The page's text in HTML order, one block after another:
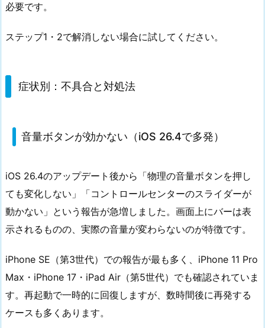
必要です。
ステップ1・2で解消しない場合に試してください。
症状別：不具合と対処法
音量ボタンが効かない（iOS 26.4で多発）
iOS 26.4のアップデート後から「物理の音量ボタンを押し
ても変化しない」「コントロールセンターのスライダーが
動かない」という報告が急増しました。画面上にバーは表
示されるものの、実際の音量が変わらないのが特徴です。
iPhone SE（第3世代）での報告が最も多く、iPhone 11 Pro
Max・iPhone 17・iPad Air（第5世代）でも確認されていま
す。再起動で一時的に回復しますが、数時間後に再発する
ケースも多くあります。